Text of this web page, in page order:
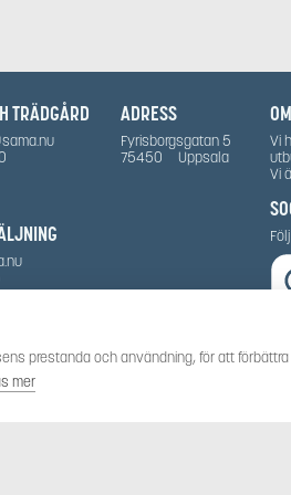
prestanda och användning, för att
mer
ADRESS
Fyrisborgsgatan 5
75450
Uppsala
TRÄDGÅRD
Vi
Vi